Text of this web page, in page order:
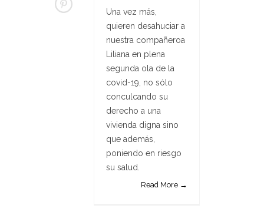
Una vez más,
quieren desahuciar a
nuestra compañeroa
Liliana en plena
segunda ola de la
covid-19, no sólo
conculcando su
derecho a una
vivienda digna sino
que además,
poniendo en riesgo
su salud.
Read More →